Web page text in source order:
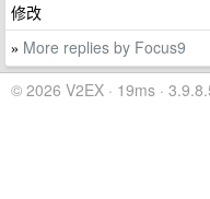
修改
» More replies by Focus9
© 2026 V2EX · 19ms ·